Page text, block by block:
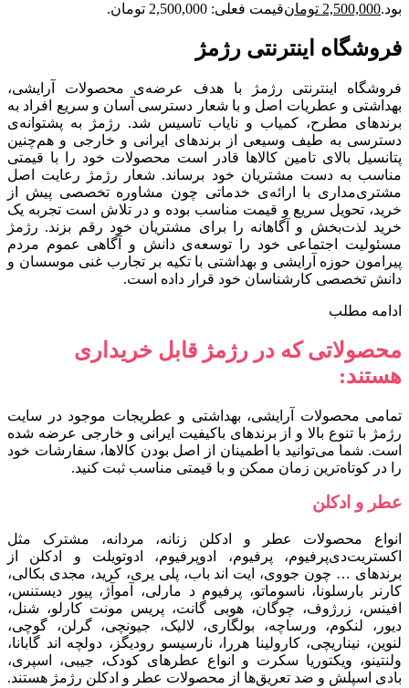
بود.2,500,000 تومانقیمت فعلی: 2,500,000 تومان.
فروشگاه اینترنتی رژمژ​
فروشگاه اینترنتی رژمژ با هدف عرضه‌ی محصولات آرایشی،
بهداشتی و عطریات اصل و با شعار دسترسی آسان و سریع افراد به
برندهای مطرح، کمیاب و نایاب تاسیس شد. رژمژ به پشتوانه‌ی
دسترسی به طیف وسیعی از برندهای ایرانی و خارجی و هم‌چنین
پتانسیل بالای تامین کالاها قادر است محصولات خود را با قیمتی
مناسب به دست مشتریان خود برساند. شعار رژمژ رعایت اصل
مشتری‌مداری با ارائه‌ی خدماتی چون مشاوره تخصصی پیش از
خرید، تحویل سریع و قیمت مناسب بوده و در تلاش است تجربه یک
خرید لذت‌بخش و آگاهانه را برای مشتریان خود رقم بزند. رژمژ
مسئولیت اجتماعی خود را توسعه‌ی دانش و آگاهی عموم مردم
پیرامون حوزه آرایشی و بهداشتی با تکیه بر تجارب غنی موسسان و
دانش تخصصی کارشناسان خود قرار داده است.
ادامه مطلب
محصولاتی که در رژمژ قابل خریداری
هستند:
تمامی محصولات آرایشی، بهداشتی و عطریجات موجود در سایت
رژمژ با تنوع بالا و از برندهای باکیفیت ایرانی و خارجی عرضه شده
است. شما می‌توانید با اطمینان از اصل بودن کالاها، سفارشات خود
را در کوتاه‌ترین زمان ممکن و با قیمتی مناسب ثبت کنید.
عطر و ادکلن
انواع محصولات عطر و ادکلن زنانه، مردانه، مشترک مثل
اکستریت‌دی‌پرفیوم، پرفیوم، ادوپرفیوم، ادوتویلت و ادکلن از
برندهای … چون جووی، ایت اند باب، پلی یری، کرید، مجدی بکالی،
کارنر بارسلونا، ناسوماتو، پرفیوم د مارلی، آموآژ، پیور دیستنس،
افینس، زرژوف، چوگان، هوبی گانت، پریس مونت کارلو، شنل،
دیور، لنکوم، ورساچه، بولگاری، لالیک، جیونچی، گرلن، گوچی،
لنوین، نیناریچی، کارولینا هررا، نارسیسو رودیگز، دولچه اند گابانا،
ولنتینو، ویکتوریا سکرت و انواع عطرهای کودک، جیبی، اسپری،
بادی اسپلش و ضد تعریق‌ها از محصولات عطر و ادکلن رژمژ هستند.